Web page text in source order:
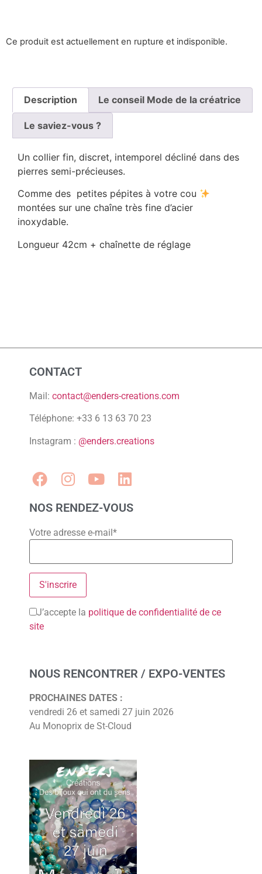
Ce produit est actuellement en rupture et indisponible.
Description Le conseil Mode de la créatrice
Le saviez-vous ?
Un collier fin, discret, intemporel décliné dans des
pierres semi-précieuses.
Comme des petites pépites à votre cou
montées sur une chaîne très fine d’acier
inoxydable.
Longueur 42cm + chaînette de réglage
CONTACT
Mail: contact@enders-creations.com
Téléphone: +33 6 13 63 70 23
Instagram : @enders.creations
NOS RENDEZ-VOUS
Votre adresse e-mail*
J’accepte la politique de confidentialité de ce
site
NOUS RENCONTRER / EXPO-VENTES
PROCHAINES DATES :
vendredi 26 et samedi 27 juin 2026
Au Monoprix de St-Cloud